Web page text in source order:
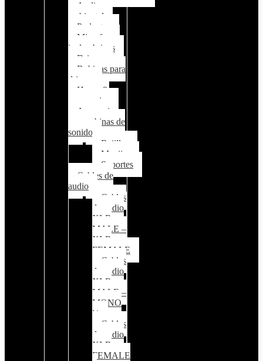
Audio
ambiental
Parlantes
Microfonos
inalambricos
Drivers
Bobinas para
drivers
Horns &
accessorios
Accesorios
para cabinas de
sonido
Rejillas
Manijas
Soportes
Cables de
audio
Cables
de audio
XLR
MALE –
XLR
FEMALE
Cables
de audio
XLR
MALE –
MONO
¼
Cables
de audio
XLR
FEMALE